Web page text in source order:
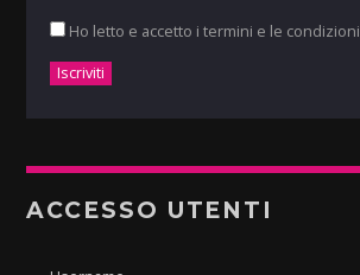
Ho letto e accetto i termini e le condizioni
ACCESSO UTENTI